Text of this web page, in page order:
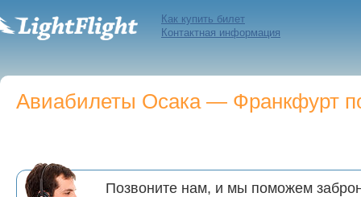
Как купить билет
Контактная информация
Авиабилеты Осака — Франкфурт
Позвоните нам, и мы поможем